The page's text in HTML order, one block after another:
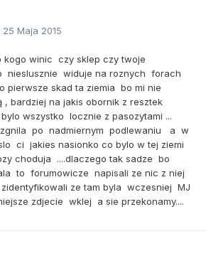
25 Maja 2015
winic czy sklep czy twoje
nieslusznie widuje na roznych forach
pierwsze skad ta ziemia bo mi nie
bardziej na jakis obornik z resztek
wszystko locznie z pasozytami ...
po nadmiernym podlewaniu a w
ci jakies nasionko co bylo w tej ziemi
choduja ....dlaczego tak sadze bo
to forumowicze napisali ze nic z niej
ze tam byla wczesniej MJ
zdjecie wklej a sie przekonamy....